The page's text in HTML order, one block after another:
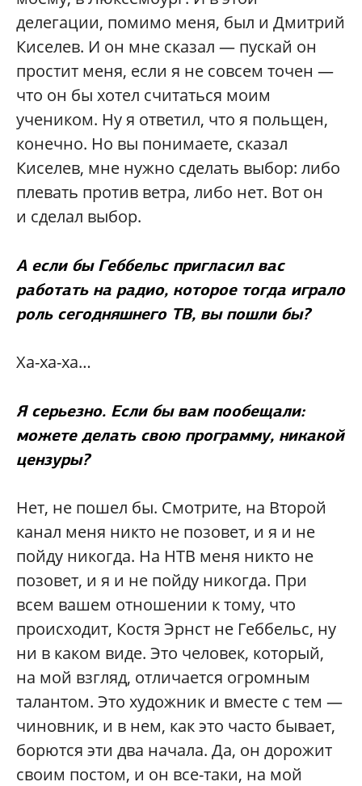
делегации, помимо меня, был и Дмитрий
Киселев. И он мне сказал — пускай он
простит меня, если я не совсем точен —
что он бы хотел считаться моим
учеником. Ну я ответил, что я польщен,
конечно. Но вы понимаете, сказал
Киселев, мне нужно сделать выбор: либо
плевать против ветра, либо нет. Вот он
и сделал выбор.
А если бы Геббельс пригласил вас
работать на радио, которое тогда играло
роль сегодняшнего ТВ, вы пошли бы?
Ха-ха-ха…
Я серьезно. Если бы вам пообещали:
можете делать свою программу, никакой
цензуры?
Нет, не пошел бы. Смотрите, на Второй
канал меня никто не позовет, и я и не
пойду никогда. На НТВ меня никто не
позовет, и я и не пойду никогда. При
всем вашем отношении к тому, что
происходит, Костя Эрнст не Геббельс, ну
ни в каком виде. Это человек, который,
на мой взгляд, отличается огромным
талантом. Это художник и вместе с тем —
чиновник, и в нем, как это часто бывает,
борются эти два начала. Да, он дорожит
своим постом, и он все-таки, на мой